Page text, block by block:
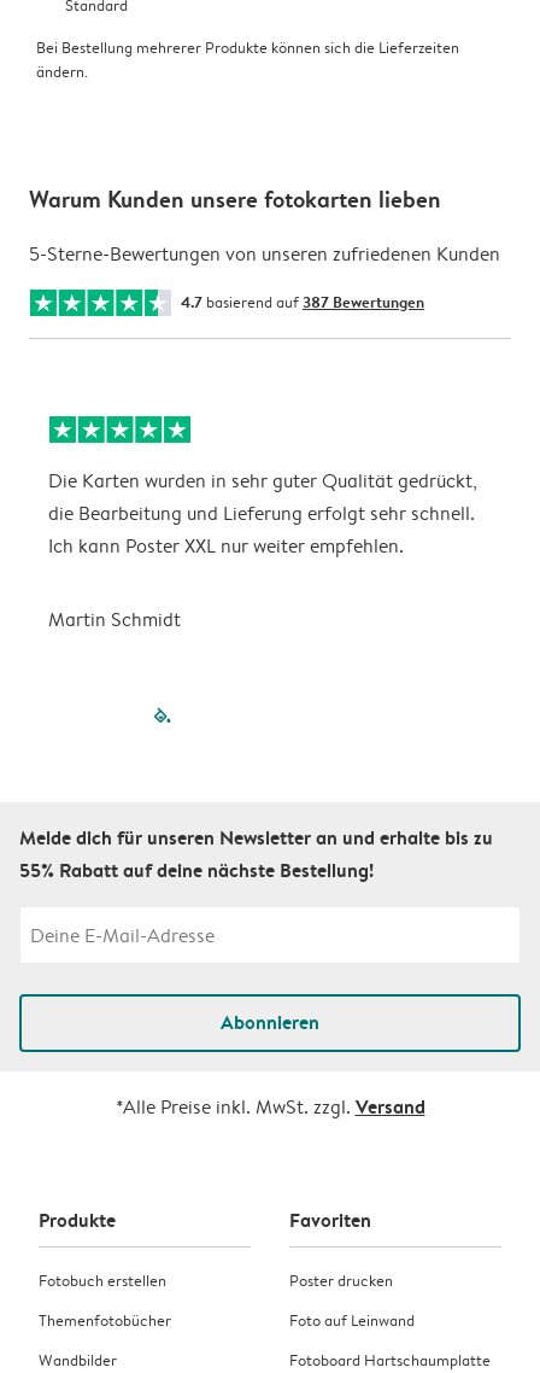
Standard
Bei Bestellung mehrerer Produkte können sich die Lieferzeiten
ändern.
Warum Kunden unsere fotokarten lieben
5-Sterne-Bewertungen von unseren zufriedenen Kunden
4.7 basierend auf387 Bewertungen
Die Karten wurden in sehr guter Qualität gedrückt,
die Bearbeitung und Lieferung erfolgt sehr schnell.
Ich kann Poster XXL nur weiter empfehlen.
Martin Schmidt
filled-pagination
Melde dich für unseren Newsletter an und erhalte bis zu
55% Rabatt auf deine nächste Bestellung!
Abonnieren
*Alle Preise inkl. MwSt. zzgl. Versand
Produkte
Fotobuch erstellen
Themenfotobücher
Wandbilder
Favoriten
Poster drucken
Foto auf Leinwand
Fotoboard Hartschaumplatte